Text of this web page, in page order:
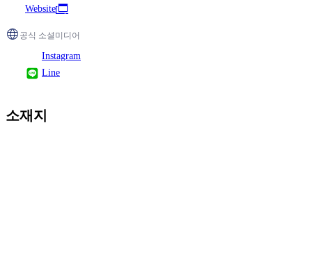
Website
공식 소셜미디어
Instagram
Line
소재지